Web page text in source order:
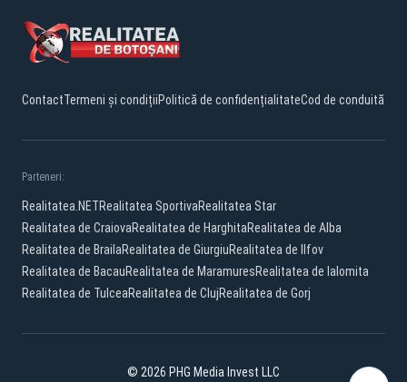
ContactTermeni și condițiiPolitică de confidențialitateCod de conduită
Parteneri:
Realitatea.NETRealitatea SportivaRealitatea Star
Realitatea de CraiovaRealitatea de HarghitaRealitatea de Alba
Realitatea de BrailaRealitatea de GiurgiuRealitatea de Ilfov
Realitatea de BacauRealitatea de MaramuresRealitatea de Ialomita
Realitatea de TulceaRealitatea de ClujRealitatea de Gorj
© 2026 PHG Media Invest LLC